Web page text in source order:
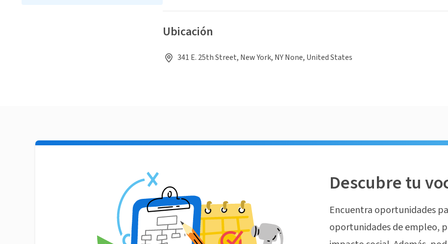
Ubicación
341 E. 25th Street, New York, NY None, United States
Descubre tu
Encuentra oportunidades
oportunidades de empleo,